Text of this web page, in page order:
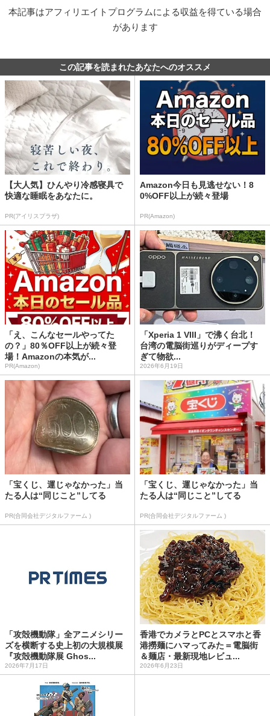
本記事はアフィリエイトプログラムによる収益を得ている場合
があります
この記事を読まれたあなたへのオススメ
【大人気】ひんやり冷感寝具で
快適な睡眠をあなたに。
PR(アイリスプラザ)
Amazon今日も見逃せない！8
0%OFF以上が続々登場
PR(Amazon)
「え、こんなセールやってた
の？」80％OFF以上が続々登
場！Amazonの本気が...
PR(Amazon)
「Xperia 1 VIII」で沸く台北！
台湾の電脳街巡りがディープす
ぎて物欲...
2026年6月19日
「宝くじ、運じゃなかった」当
たる人は“同じこと”してる
PR(合同会社デジタルファーム )
「宝くじ、運じゃなかった」当
たる人は“同じこと”してる
PR(合同会社デジタルファーム )
「攻殻機動隊」全アニメシリー
ズを横断する史上初の大規模展
『攻殻機動隊展 Ghos...
2026年7月17日
香港でカメラとPCとスマホと香
港撈麺にハマってみた＝電脳街
＆麺店・最新現地レビュ...
2026年6月23日